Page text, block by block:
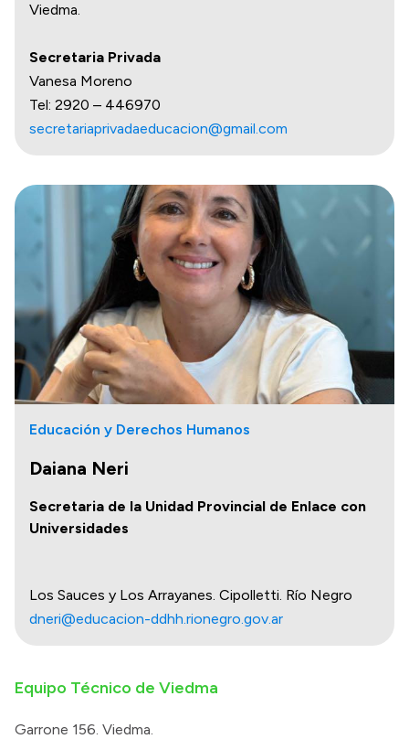
Viedma.
Secretaria Privada
Vanesa Moreno
Tel: 2920 – 446970
secretariaprivadaeducacion@gmail.com
Educación y Derechos Humanos
Daiana Neri
Secretaria de la Unidad Provincial de Enlace con
Universidades
Los Sauces y Los Arrayanes. Cipolletti. Río Negro
dneri@educacion-ddhh.rionegro.gov.ar
Equipo Técnico de Viedma
Garrone 156. Viedma.